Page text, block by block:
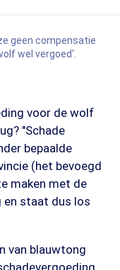
geen compensatie
wel vergoed'.
voor de wolf
"Schade
bepaalde
(het bevoegd
maken met de
en staat dus los
van blauwtong